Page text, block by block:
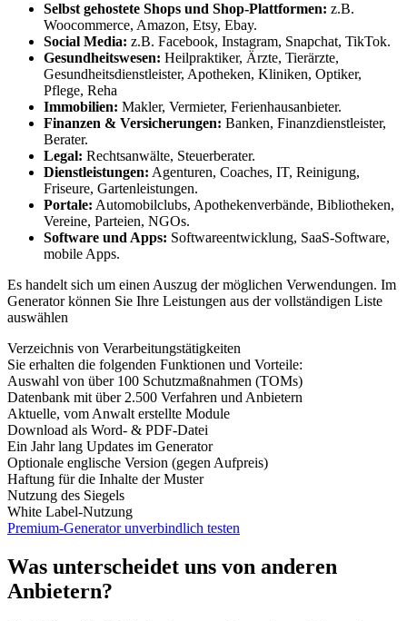
Selbst gehostete Shops und Shop-Plattformen: z.B.
Woocommerce, Amazon, Etsy, Ebay.
Social Media: z.B. Facebook, Instagram, Snapchat, TikTok.
Gesundheitswesen: Heilpraktiker, Ärzte, Tierärzte,
Gesundheitsdienstleister, Apotheken, Kliniken, Optiker,
Pflege, Reha
Immobilien: Makler, Vermieter, Ferienhausanbieter.
Finanzen & Versicherungen: Banken, Finanzdienstleister,
Berater.
Legal: Rechtsanwälte, Steuerberater.
Dienstleistungen: Agenturen, Coaches, IT, Reinigung,
Friseure, Gartenleistungen.
Portale: Automobilclubs, Apothekenverbände, Bibliotheken,
Vereine, Parteien, NGOs.
Software und Apps: Softwareentwicklung, SaaS-Software,
mobile Apps.
Es handelt sich um einen Auszug der möglichen Verwendungen. Im
Generator können Sie Ihre Leistungen aus der vollständigen Liste
auswählen
Verzeichnis von Verarbeitungstätigkeiten
Sie erhalten die folgenden Funktionen und Vorteile:
Auswahl von über 100 Schutzmaßnahmen (TOMs)
Datenbank mit über 2.500 Verfahren und Anbietern
Aktuelle, vom Anwalt erstellte Module
Download als Word- & PDF-Datei
Ein Jahr lang Updates im Generator
Optionale englische Version (gegen Aufpreis)
Haftung für die Inhalte der Muster
Nutzung des Siegels
White Label-Nutzung
Premium-Generator unverbindlich testen
Was unterscheidet uns von anderen
Anbietern?